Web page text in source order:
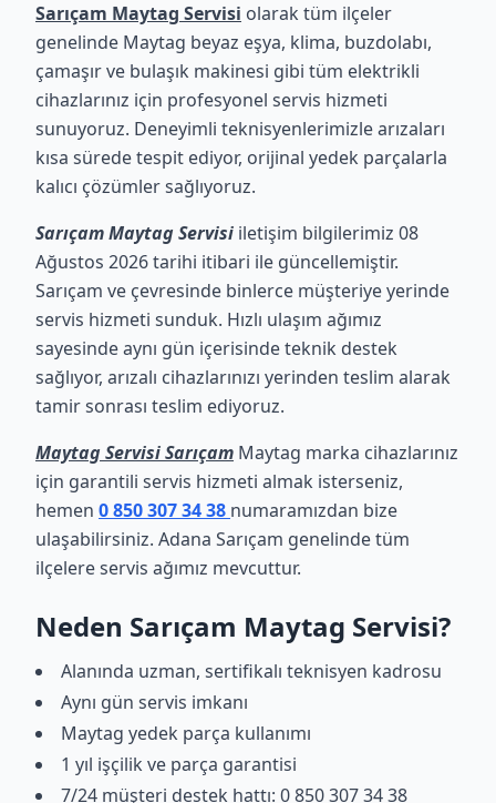
Sarıçam Maytag Servisi olarak tüm ilçeler
genelinde Maytag beyaz eşya, klima, buzdolabı,
çamaşır ve bulaşık makinesi gibi tüm elektrikli
cihazlarınız için profesyonel servis hizmeti
sunuyoruz. Deneyimli teknisyenlerimizle arızaları
kısa sürede tespit ediyor, orijinal yedek parçalarla
kalıcı çözümler sağlıyoruz.
Sarıçam Maytag Servisi iletişim bilgilerimiz 08
Ağustos 2026 tarihi itibari ile güncellemiştir.
Sarıçam ve çevresinde binlerce müşteriye yerinde
servis hizmeti sunduk. Hızlı ulaşım ağımız
sayesinde aynı gün içerisinde teknik destek
sağlıyor, arızalı cihazlarınızı yerinden teslim alarak
tamir sonrası teslim ediyoruz.
Maytag Servisi Sarıçam Maytag marka cihazlarınız
için garantili servis hizmeti almak isterseniz,
hemen 0 850 307 34 38 numaramızdan bize
ulaşabilirsiniz. Adana Sarıçam genelinde tüm
ilçelere servis ağımız mevcuttur.
Neden Sarıçam Maytag Servisi?
Alanında uzman, sertifikalı teknisyen kadrosu
Aynı gün servis imkanı
Maytag yedek parça kullanımı
1 yıl işçilik ve parça garantisi
7/24 müşteri destek hattı: 0 850 307 34 38